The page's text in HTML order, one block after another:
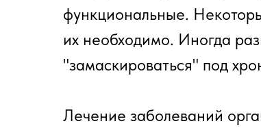
функциональные.
их необходимо. Иногда
"замаскироваться" под
Лечение заболеваний